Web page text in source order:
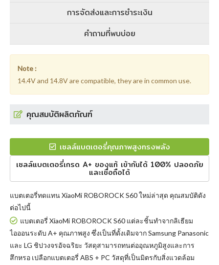
การจัดส่งและการชำระเงิน
คำถามที่พบบ่อย
Note :
14.4V and 14.8V are compatible, they are in common use.
คุณสมบัติผลิตภัณฑ์
เซลล์แบตเตอรี่คุณภาพสูงทรงพลัง
เซลล์แบตเตอรี่เกรด A+ ของแท้ เข้ากันได้ 100% ปลอดภัย
และเชื่อถือได้
แบตเตอรี่ทดแทน XiaoMi ROBOROCK S60ใหม่ล่าสุด คุณสมบัติดัง
ต่อไปนี้
แบตเตอรี่ XiaoMi ROBOROCK S60 แต่ละชิ้นทำจากลิเธียม
ไอออนระดับ A+ คุณภาพสูง ซึ่งเป็นที่ดั้งเดิมจาก Samsung Panasonic
และ LG ชิปวงจรอัจฉริยะ วัสดุสามารถทนต่ออุณหภูมิสูงและการ
สึกหรอ เปลือกแบตเตอรี่ ABS + PC วัสดุที่เป็นมิตรกับสิ่งแวดล้อม